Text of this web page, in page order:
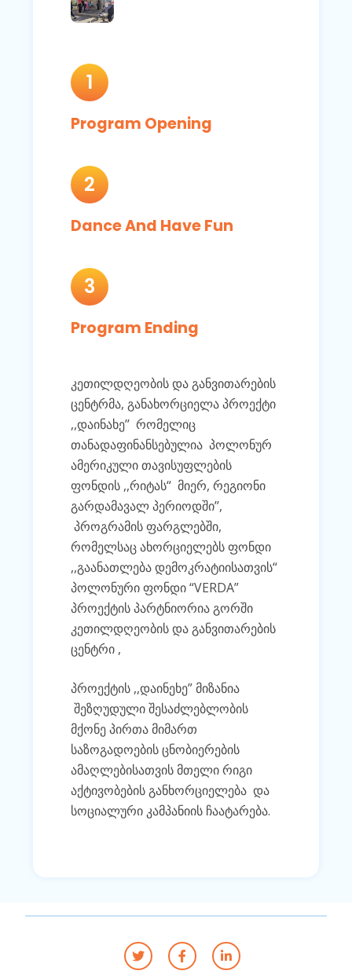
1
Program Opening
2
Dance And Have Fun
3
Program Ending
კეთილდღეობის და განვითარების
ცენტრმა, განახორციელა პროექტი
,,დაინახე’’ რომელიც
თანადაფინანსებულია პოლონურ
ამერიკული თავისუფლების
ფონდის ,,რიტას“ მიერ, რეგიონი
გარდამავალ პერიოდში’’,
პროგრამის ფარგლებში,
რომელსაც ახორციელებს ფონდი
,,გაანათლება დემოკრატიისათვის“
პოლონური ფონდი “VERDA”
პროექტის პარტნიორია გორში
კეთილდღეობის და განვითარების
ცენტრი ,
პროექტის ,,დაინეხე” მიზანია
შეზღუდული შესაძლებლობის
მქონე პირთა მიმართ
საზოგადოების ცნობიერების
ამაღლებისათვის მთელი რიგი
აქტივობების განხორციელება და
სოციალური კამპანიის ჩაატარება.